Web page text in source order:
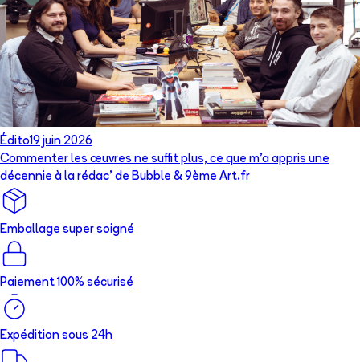
Édito19 juin 2026
Commenter les œuvres ne suffit plus, ce que m’a appris une
décennie à la rédac’ de Bubble & 9ème Art.fr
Emballage super soigné
Paiement 100% sécurisé
Expédition sous 24h